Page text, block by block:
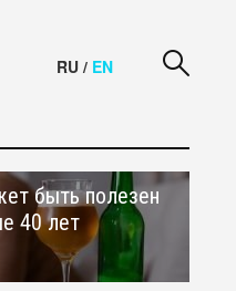
RU / EN
быть полезен
40 лет